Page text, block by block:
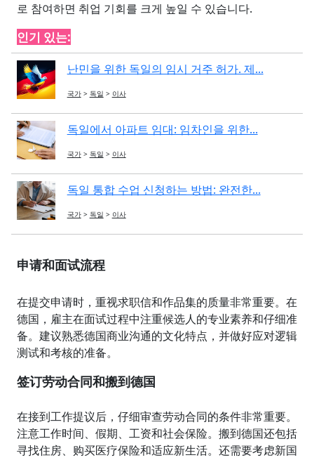
로 참여하면 취업 기회를 크게 높일 수 있습니다.
인기 있는:
난민을 위한 독일의 임시 거주 허가. 제...
국가 > 독일 > 이사
독일에서 아파트 임대: 임차인을 위한...
국가 > 독일 > 이사
독일 통합 수업 신청하는 방법: 완전한...
국가 > 독일 > 이사
申请和面试流程
在提交申请时，重视求职信和作品集的质量非常重要。在
德国，雇主在面试过程中注重候选人的专业素养和仔细准
备。建议熟悉德国商业沟通的文化特点，并做好应对逻辑
测试和考核的准备。
签订劳动合同和搬到德国
在接到工作提议后，仔细审查劳动合同的条件非常重要。
注意工作时间、假期、工资和社会保险。搬到德国还包括
寻找住房、购买医疗保险和适应新生活。还需要考虑新国